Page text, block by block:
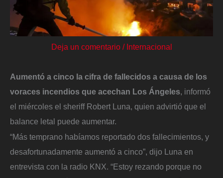
Deja un comentario / Internacional
Aumentó a cinco la cifra de fallecidos a causa de los
voraces incendios que acechan Los Ángeles, informó
el miércoles el sheriff Robert Luna, quien advirtió que el
balance letal puede aumentar.
“Más temprano habíamos reportado dos fallecimientos, y
desafortunadamente aumentó a cinco”, dijo Luna en
entrevista con la radio KNX. “Estoy rezando porque no